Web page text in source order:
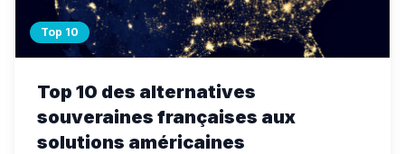
Top 10
Top 10 des alternatives
souveraines françaises aux
solutions américaines